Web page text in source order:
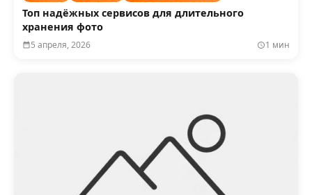
Топ надёжных сервисов для длительного
хранения фото
5 апреля, 2026 1 мин